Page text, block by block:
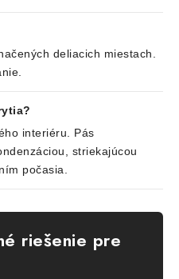
deliacich miestach.
interiéru. Pás
striekajúcou
počasia.
riešenie pre